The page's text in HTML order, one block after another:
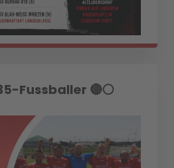
Fussballer 🔴⚪️